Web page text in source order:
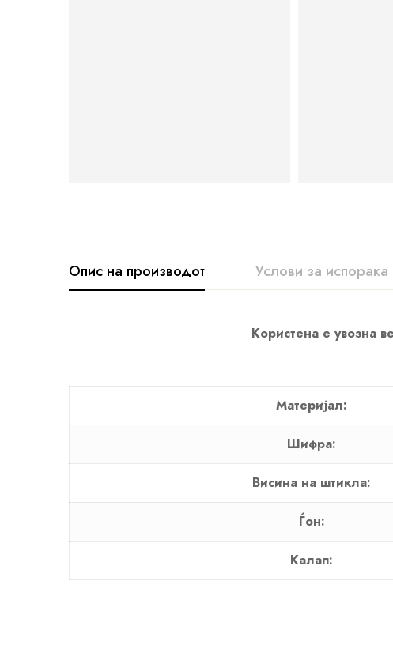
Опис на производот Услови за испорака
Користена е увозна
Материјал:
Шифра:
Висина на штикла:
Ѓон:
Калап: